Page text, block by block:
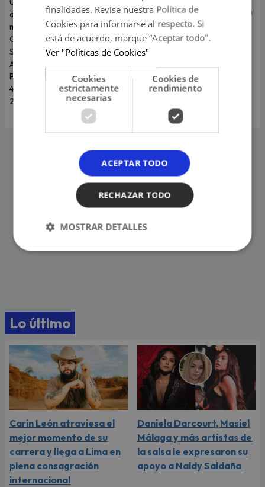
al Estadio San Marcos el 27 de
marzo de 2027 con El Gran
Combo, Grupo Niche, La
Sonora Ponceña,
Adolescentes y Puerto Rican
Power. La preventa inicia este
4 de agosto en Teleticket con
20 % de descuento.
organización perjudicó tanto a
los músicos como al público.
Lo último
Carín León atraviesa el
mejor momento de su
carrera y llega a Lima en
plena consagración
internacional
Daniela Darcourt, Masiel
Málaga y más artistas de
la salsa le expresaron su
apoyo a Naldy Saldaña
finalidades. Revise nuestra Política de
Cookies para informarse al respecto. Si
está de acuerdo, marque “Aceptar todo".
Ver "Políticas de Cookies"
Cookies
estrictamente
necesarias
Cookies de
rendimiento
ACEPTAR TODO
RECHAZAR TODO
MOSTRAR DETALLES